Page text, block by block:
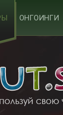
ОНГОИНГИ